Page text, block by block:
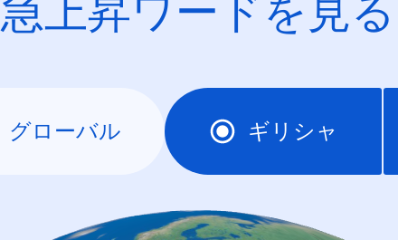
急上昇ワードを見る
グローバル ギリシャ